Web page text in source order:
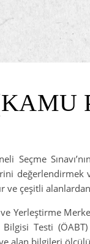
Seçme
değerlendirmek
ve çeşitli
ve Yerleştirme
Testi
alan bilgileri